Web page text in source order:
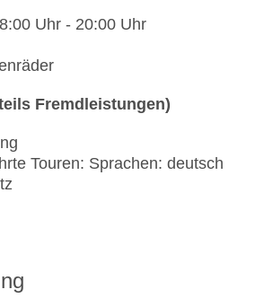
Uhr - 20:00 Uhr
Fremdleistungen)
Touren: Sprachen: deutsch